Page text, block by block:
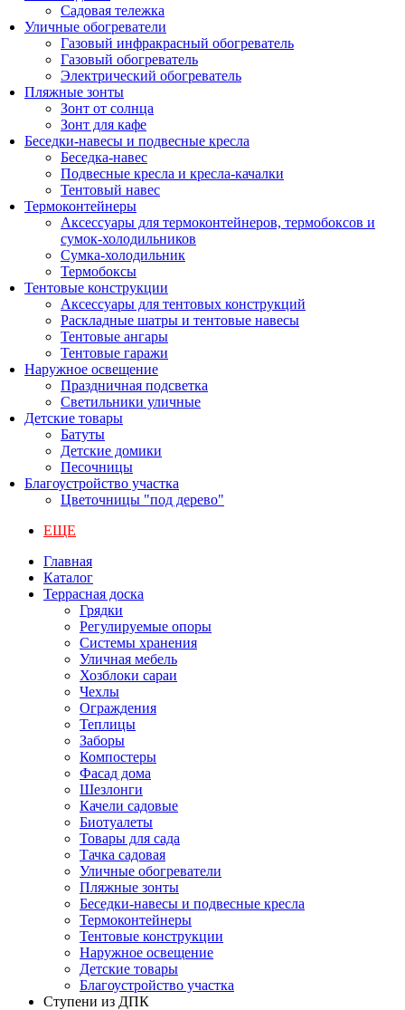
Садовая тележка
Уличные обогреватели
Газовый инфракрасный обогреватель
Газовый обогреватель
Электрический обогреватель
Пляжные зонты
Зонт от солнца
Зонт для кафе
Беседки-навесы и подвесные кресла
Беседка-навес
Подвесные кресла и кресла-качалки
Тентовый навес
Термоконтейнеры
Аксессуары для термоконтейнеров, термобоксов и
сумок-холодильников
Сумка-холодильник
Термобоксы
Тентовые конструкции
Аксессуары для тентовых конструкций
Раскладные шатры и тентовые навесы
Тентовые ангары
Тентовые гаражи
Наружное освещение
Праздничная подсветка
Светильники уличные
Детские товары
Батуты
Детские домики
Песочницы
Благоустройство участка
Цветочницы "под дерево"
ЕЩЕ
Главная
Каталог
Террасная доска
Грядки
Регулируемые опоры
Системы хранения
Уличная мебель
Хозблоки сараи
Чехлы
Ограждения
Теплицы
Заборы
Компостеры
Фасад дома
Шезлонги
Качели садовые
Биотуалеты
Товары для сада
Тачка садовая
Уличные обогреватели
Пляжные зонты
Беседки-навесы и подвесные кресла
Термоконтейнеры
Тентовые конструкции
Наружное освещение
Детские товары
Благоустройство участка
Ступени из ДПК